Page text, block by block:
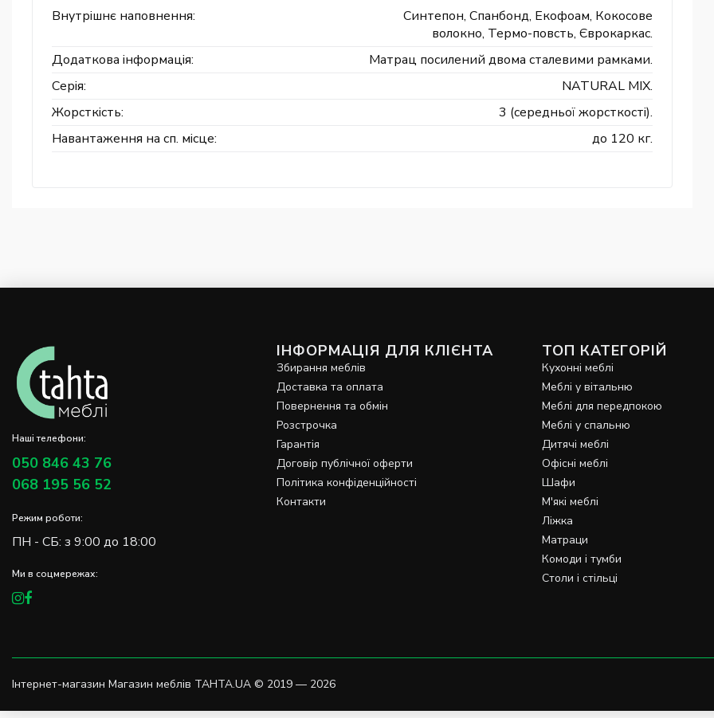
Внутрішнє наповнення:
Синтепон, Спанбонд, Екофоам, Кокосове
волокно, Термо-повсть, Єврокаркас.
Додаткова інформація:
Матрац посилений двома сталевими рамками.
Серія:
NATURAL MIX.
Жорсткість:
3 (середньої жорсткості).
Навантаження на сп. місце:
до 120 кг.
Наші телефони:
050 846 43 76
068 195 56 52
Режим роботи:
ПН - СБ: з 9:00 до 18:00
Ми в соцмережах:
ІНФОРМАЦІЯ ДЛЯ КЛІЄНТА
Збирання меблів
Доставка та оплата
Повернення та обмін
Розстрочка
Гарантія
Договір публічної оферти
Політика конфіденційності
Контакти
ТОП КАТЕГОРІЙ
Кухонні меблі
Меблі у вітальню
Меблі для передпокою
Меблі у спальню
Дитячі меблі
Офісні меблі
Шафи
М'які меблі
Ліжка
Матраци
Комоди і тумби
Столи і стільці
Інтернет-магазин Магазин меблів TAHTA.UA © 2019 — 2026